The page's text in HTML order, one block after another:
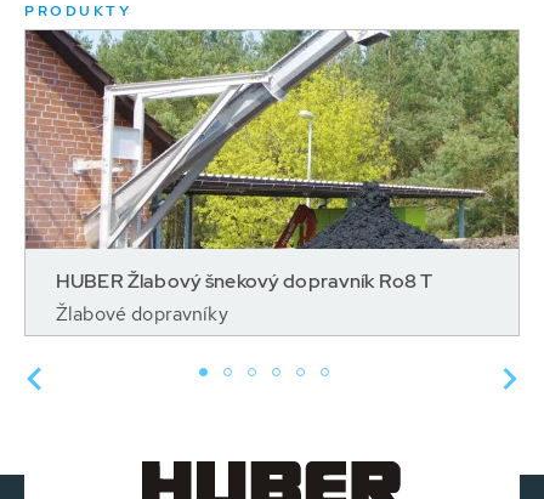
PRODUKTY
HUBER Žlabový šnekový dopravník Ro8 T
Žlabové dopravníky